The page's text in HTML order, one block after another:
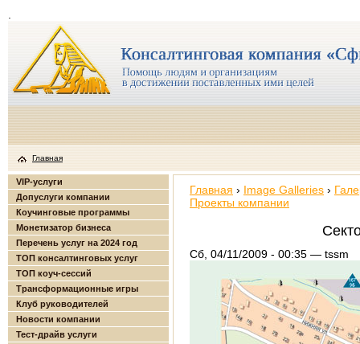
Главная
VIP-услуги
Допуслуги компании
Коучинговые программы
Монетизатор бизнеса
Перечень услуг на 2024 год
ТОП консалтинговых услуг
ТОП коуч-сессий
Трансформационные игры
Клуб руководителей
Новости компании
Тест-драйв услуги
Главная › Image Galleries ›
Проекты компании
Сб, 04/11/2009 - 00:35 — tssm